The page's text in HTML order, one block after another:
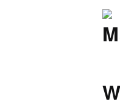
Marijke Art